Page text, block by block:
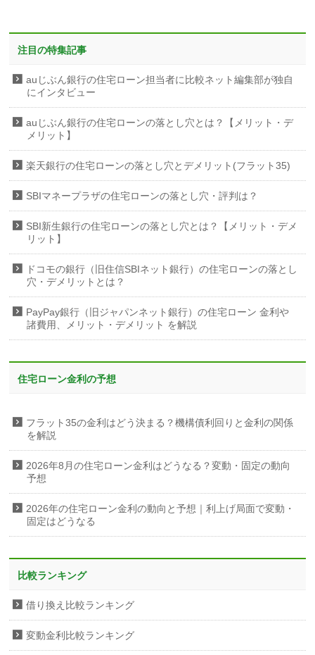
注目の特集記事
auじぶん銀行の住宅ローン担当者に比較ネット編集部が独自
にインタビュー
auじぶん銀行の住宅ローンの落とし穴とは？【メリット・デ
メリット】
楽天銀行の住宅ローンの落とし穴とデメリット(フラット35)
SBIマネープラザの住宅ローンの落とし穴・評判は？
SBI新生銀行の住宅ローンの落とし穴とは？【メリット・デメ
リット】
ドコモの銀行（旧住信SBIネット銀行）の住宅ローンの落とし
穴・デメリットとは？
PayPay銀行（旧ジャパンネット銀行）の住宅ローン 金利や
諸費用、メリット・デメリット を解説
住宅ローン金利の予想
フラット35の金利はどう決まる？機構債利回りと金利の関係
を解説
2026年8月の住宅ローン金利はどうなる？変動・固定の動向
予想
2026年の住宅ローン金利の動向と予想｜利上げ局面で変動・
固定はどうなる
比較ランキング
借り換え比較ランキング
変動金利比較ランキング